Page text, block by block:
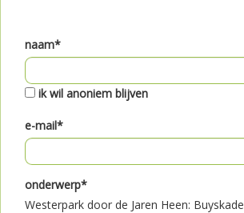
naam*
ik wil anoniem blijven
e-mail*
onderwerp*
Westerpark door de Jaren Heen: Buyskade